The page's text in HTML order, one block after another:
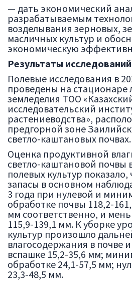
— дать экономический
разрабатываемым
возделывания зерновых,
масличных культур и
экономическую
Результаты исследований
Полевые исследования в
проведены на стационаре
земледелия ТОО
исследовательский
растениеводства»,
предгорной зоне
светло-каштановых почвах.
Оценка продуктивной
светло-каштановой почвы
полевых культур
запасы в основном
3 года при нулевой и
обработке почвы 118,2-
мм соответственно, и
115,9-139,1 мм. К уборке
культур произошло
влагосодержания в почве
вспашке 15,2-35,6 мм;
обработке 24,1-57,5 мм;
23,3-48,5 мм.